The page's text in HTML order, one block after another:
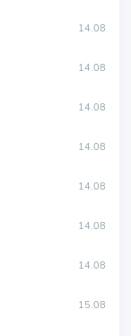
14.08
14.08
14.08
14.08
14.08
14.08
14.08
15.08